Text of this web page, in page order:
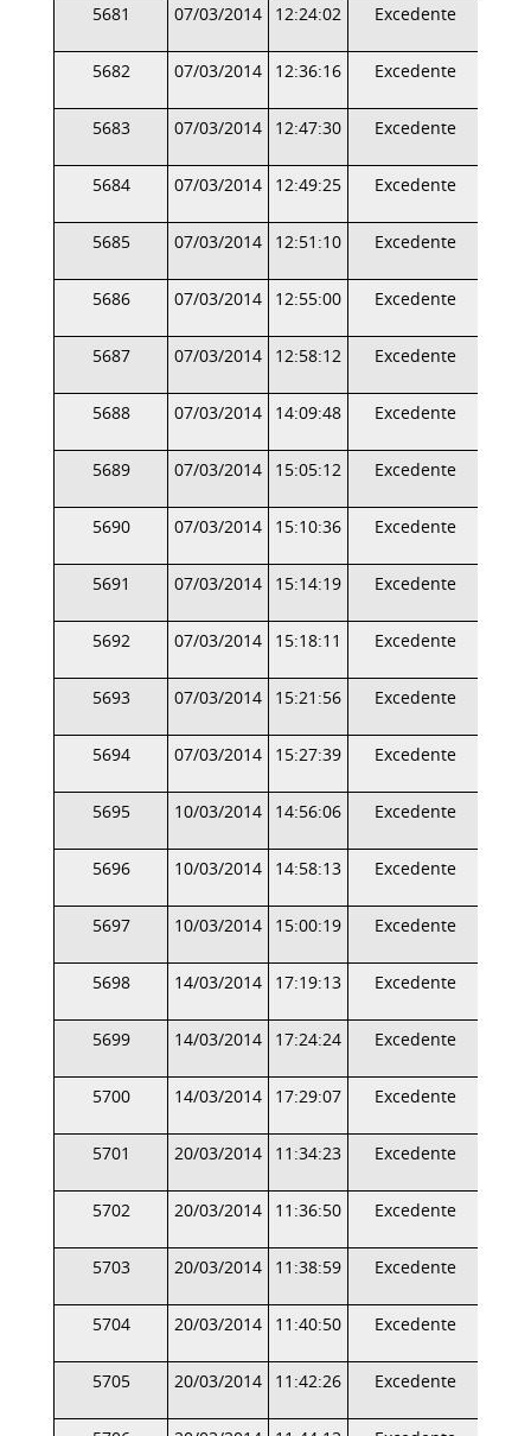
5681 07/03/2014 12:24:02 Excedente
5682 07/03/2014 12:36:16 Excedente
5683 07/03/2014 12:47:30 Excedente
5684 07/03/2014 12:49:25 Excedente
5685 07/03/2014 12:51:10 Excedente
5686 07/03/2014 12:55:00 Excedente
5687 07/03/2014 12:58:12 Excedente
5688 07/03/2014 14:09:48 Excedente
5689 07/03/2014 15:05:12 Excedente
5690 07/03/2014 15:10:36 Excedente
5691 07/03/2014 15:14:19 Excedente
5692 07/03/2014 15:18:11 Excedente
5693 07/03/2014 15:21:56 Excedente
5694 07/03/2014 15:27:39 Excedente
5695 10/03/2014 14:56:06 Excedente
5696 10/03/2014 14:58:13 Excedente
5697 10/03/2014 15:00:19 Excedente
5698 14/03/2014 17:19:13 Excedente
5699 14/03/2014 17:24:24 Excedente
5700 14/03/2014 17:29:07 Excedente
5701 20/03/2014 11:34:23 Excedente
5702 20/03/2014 11:36:50 Excedente
5703 20/03/2014 11:38:59 Excedente
5704 20/03/2014 11:40:50 Excedente
5705 20/03/2014 11:42:26 Excedente